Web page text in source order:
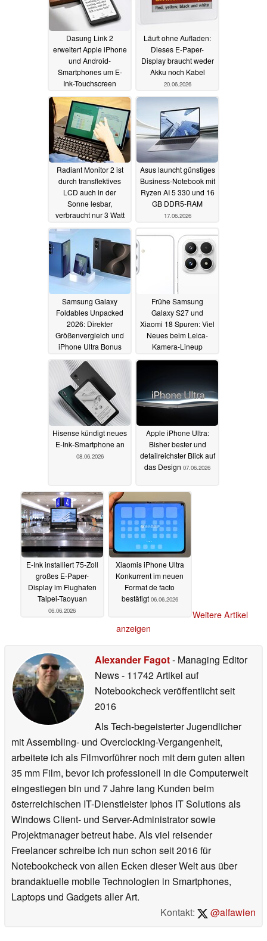
Dasung Link 2
erweitert Apple iPhone
und Android-
Smartphones um E-
Ink-Touchscreen
26.06.2026
Läuft ohne Aufladen:
Dieses E-Paper-
Display braucht weder
Akku noch Kabel
20.06.2026
Radiant Monitor 2 ist
durch transflektives
LCD auch in der
Sonne lesbar,
verbraucht nur 3 Watt
19.06.2026
Asus launcht günstiges
Business-Notebook mit
Ryzen AI 5 330 und 16
GB DDR5-RAM
17.06.2026
Samsung Galaxy
Foldables Unpacked
2026: Direkter
Größenvergleich und
iPhone Ultra Bonus
14.06.2026
Frühe Samsung
Galaxy S27 und
Xiaomi 18 Spuren: Viel
Neues beim Leica-
Kamera-Lineup
14.06.2026
Hisense kündigt neues
E-Ink-Smartphone an
08.06.2026
Apple iPhone Ultra:
Bisher bester und
detailreichster Blick auf
das Design 07.06.2026
E-Ink installiert 75-Zoll
großes E-Paper-
Display im Flughafen
Taipei-Taoyuan
06.06.2026
Xiaomis iPhone Ultra
Konkurrent im neuen
Format de facto
bestätigt 06.06.2026
Weitere Artikel
anzeigen
Alexander Fagot- Managing Editor
News- 11742 Artikel auf
Notebookcheck veröffentlichtseit
2016
Als Tech-begeisterter Jugendlicher
mit Assembling- und Overclocking-Vergangenheit,
arbeitete ich als Filmvorführer noch mit dem guten alten
35 mm Film, bevor ich professionell in die Computerwelt
eingestiegen bin und 7 Jahre lang Kunden beim
österreichischen IT-Dienstleister Iphos IT Solutions als
Windows Client- und Server-Administrator sowie
Projektmanager betreut habe. Als viel reisender
Freelancer schreibe ich nun schon seit 2016 für
Notebookcheck von allen Ecken dieser Welt aus über
brandaktuelle mobile Technologien in Smartphones,
Laptops und Gadgets aller Art.
Kontakt:
@alfawien